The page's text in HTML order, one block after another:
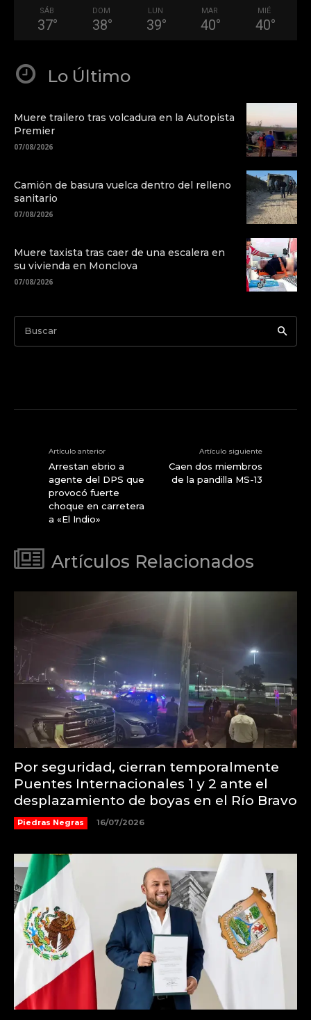
SÁB
37°
DOM
38°
LUN
39°
MAR
40°
MIÉ
40°
Lo Último
Muere trailero tras volcadura en la Autopista
Premier
07/08/2026
Camión de basura vuelca dentro del relleno
sanitario
07/08/2026
Muere taxista tras caer de una escalera en
su vivienda en Monclova
07/08/2026
Buscar
Artículo anterior
Arrestan ebrio a
agente del DPS que
provocó fuerte
choque en carretera
a «El Indio»
Artículo siguiente
Caen dos miembros
de la pandilla MS-13
Artículos Relacionados
Por seguridad, cierran temporalmente
Puentes Internacionales 1 y 2 ante el
desplazamiento de boyas en el Río Bravo
Piedras Negras 16/07/2026